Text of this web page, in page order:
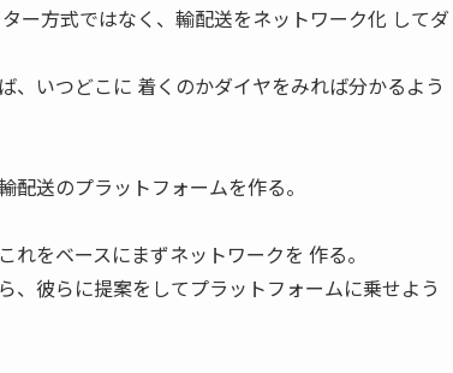
ー方式ではなく、輸配送をネットワーク化 してダ
、いつどこに 着くのかダイヤをみれば分かるよう
配送のプラットフォームを作る。
をベースにまずネットワークを 作る。
、彼らに提案をしてプラットフォームに乗せよう